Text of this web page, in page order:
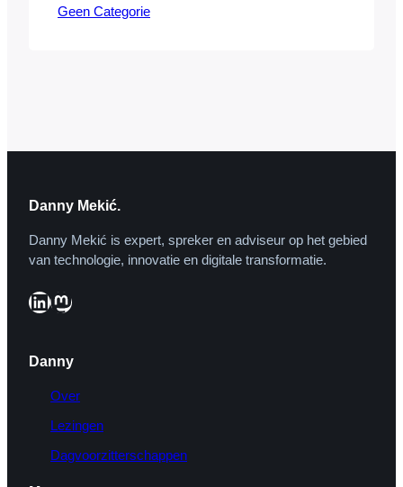
gehost/ondergebracht zou zijn in
bij de hosting van de website.…
Geen Categorie
Danny Mekić.
Danny Mekić is expert, spreker en adviseur op het gebied
van technologie, innovatie en digitale transformatie.
LinkedIn Mastodon
Danny
Over
Lezingen
Dagvoorzitterschappen